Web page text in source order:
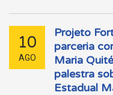
10
AGO
Projeto
parceria
Maria
palestra
Estadual